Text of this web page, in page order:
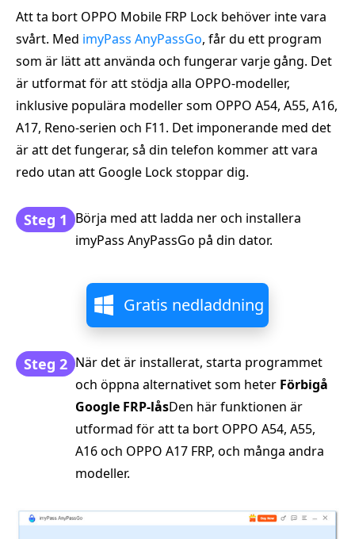
Att ta bort OPPO Mobile FRP Lock behöver inte vara
svårt. Med imyPass AnyPassGo, får du ett program
som är lätt att använda och fungerar varje gång. Det
är utformat för att stödja alla OPPO-modeller,
inklusive populära modeller som OPPO A54, A55, A16,
A17, Reno-serien och F11. Det imponerande med det
är att det fungerar, så din telefon kommer att vara
redo utan att Google Lock stoppar dig.
Steg 1 Börja med att ladda ner och installera
imyPass AnyPassGo på din dator.
Gratis nedladdning
Steg 2 När det är installerat, starta programmet
och öppna alternativet som heter Förbigå
Google FRP-låsDen här funktionen är
utformad för att ta bort OPPO A54, A55,
A16 och OPPO A17 FRP, och många andra
modeller.